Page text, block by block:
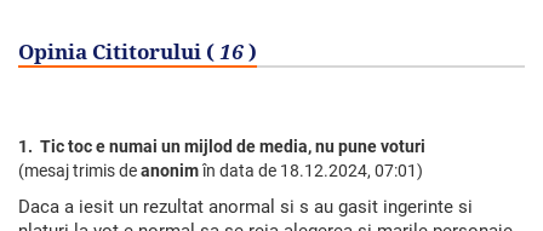
Opinia Cititorului ( 16)
1. Tic toc e numai un mijlod de media, nu pune voturi
(mesaj trimis deanonimîn data de 18.12.2024, 07:01)
Daca a iesit un rezultat anormal si s au gasit ingerinte si